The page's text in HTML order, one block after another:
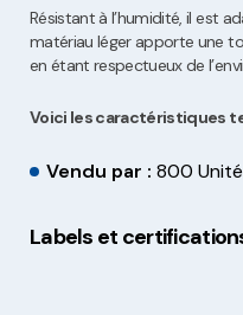
Résistant à l’humidité, il est
matériau léger apporte une
en étant respectueux de
Voici les caractéristiques
Vendu par : 800
Labels et